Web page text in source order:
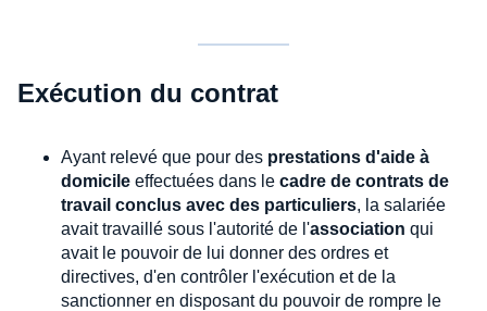
Exécution du contrat
Ayant relevé que pour des prestations d'aide à
domicile effectuées dans le cadre de contrats de
travail conclus avec des particuliers, la salariée
avait travaillé sous l'autorité de l'association qui
avait le pouvoir de lui donner des ordres et
directives, d'en contrôler l'exécution et de la
sanctionner en disposant du pouvoir de rompre le